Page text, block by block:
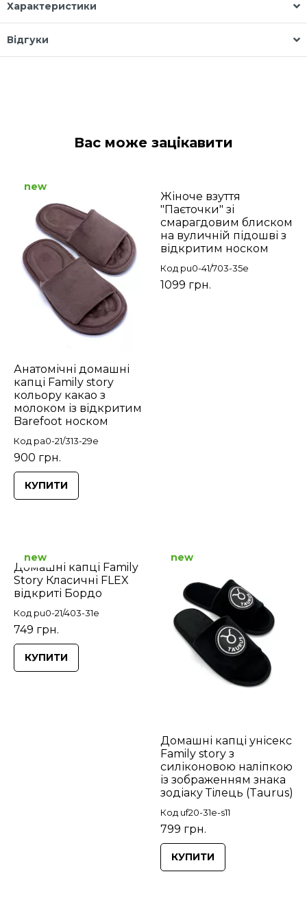
Характеристики
Відгуки
Вас може зацікавити
Анатомічні домашні
капці Family story
кольору какао з
молоком із відкритим
Barefoot носком
Код pa0-21/313-29e
900 грн.
new
КУПИТИ
Жіноче взуття
"Паєточки" зі
смарагдовим блиском
на вуличній підошві з
відкритим носком
Код pu0-41/703-35e
1099 грн.
Домашні капці Family
Story Класичні FLEX
відкриті Бордо
Код pu0-21/403-31e
749 грн.
new
КУПИТИ
Домашні капці унісекс
Family story з
силіконовою наліпкою
із зображенням знака
зодіаку Тілець (Taurus)
Код uf20-31e-s11
799 грн.
new
КУПИТИ